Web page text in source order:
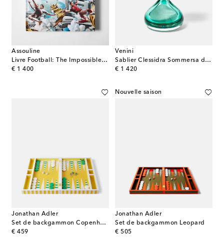
Assouline
Livre Football: The Impossible Collection
€ 1 400
original price
Venini
Sablier Clessidra Sommersa de Fulvio Bianconi et Paolo Venini
€ 1 420
original price
Jonathan Adler
Set de backgammon Copenhagen
€ 459
original price
Nouvelle saison
Jonathan Adler
Set de backgammon Leopard
€ 505
original price